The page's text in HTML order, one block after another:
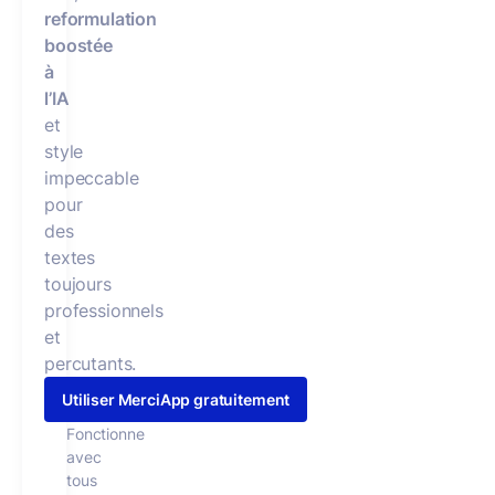
reformulation
boostée
à
l’IA
et
style
impeccable
pour
des
textes
toujours
professionnels
et
percutants.
Utiliser MerciApp gratuitement
Fonctionne
avec
tous